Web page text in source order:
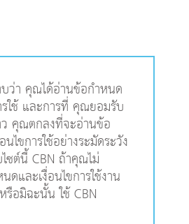
ว่า คุณได้อ่านข้อกำหนด
รใช้ และการที่ คุณยอมรับ
ว คุณตกลงที่จะอ่านข้อ
ไขการใช้อย่างระมัดระวัง
ซต์นี้ CBN ถ้าคุณไม่
และเงื่อนไขการใช้งาน
อมิฉะนั้น ใช้ CBN